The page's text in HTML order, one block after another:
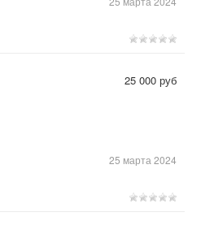
25 марта 2024
25 000 руб